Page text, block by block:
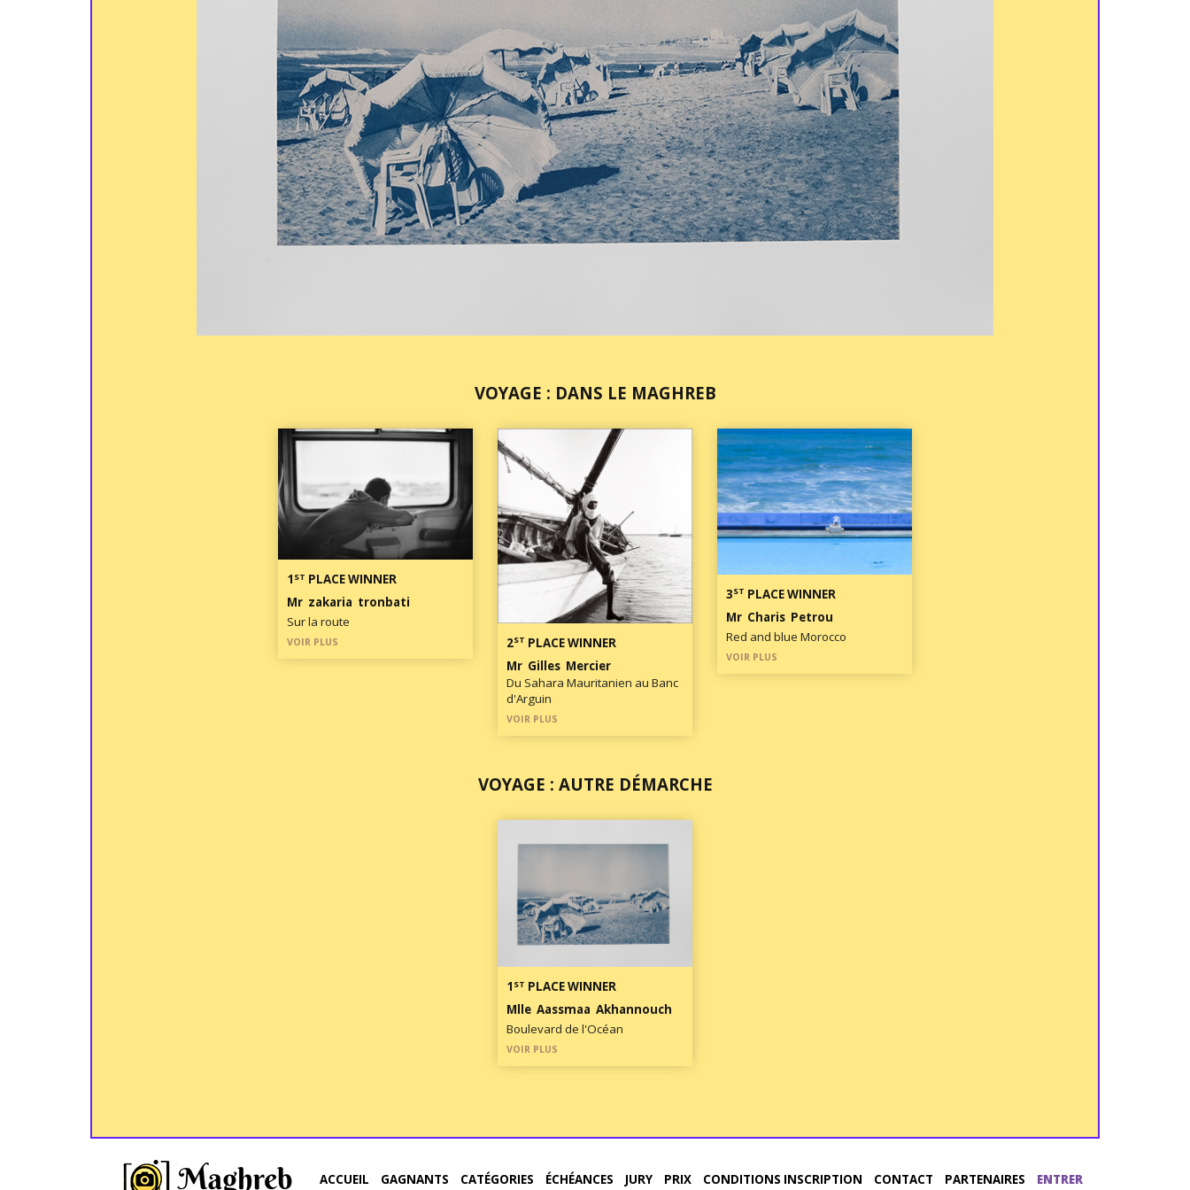
VOYAGE : DANS LE MAGHREB
1 ST PLACE WINNER
Mr zakaria tronbati
Sur la route
VOIR PLUS 2ST PLACE WINNER
Mr Gilles Mercier
Du Sahara Mauritanien au Banc
d'Arguin​
VOIR PLUS
3ST PLACE WINNER
Mr Charis Petrou
Red and blue Morocco
VOIR PLUS
VOYAGE : AUTRE DÉMARCHE
1 ST PLACE WINNER
Mlle Aassmaa Akhannouch
Boulevard de l'Océan
VOIR PLUS
ACCUEIL GAGNANTS CATÉGORIES ÉCHÉANCES JURY PRIX CONDITIONS INSCRIPTION CONTACT PARTENAIRES ENTRER